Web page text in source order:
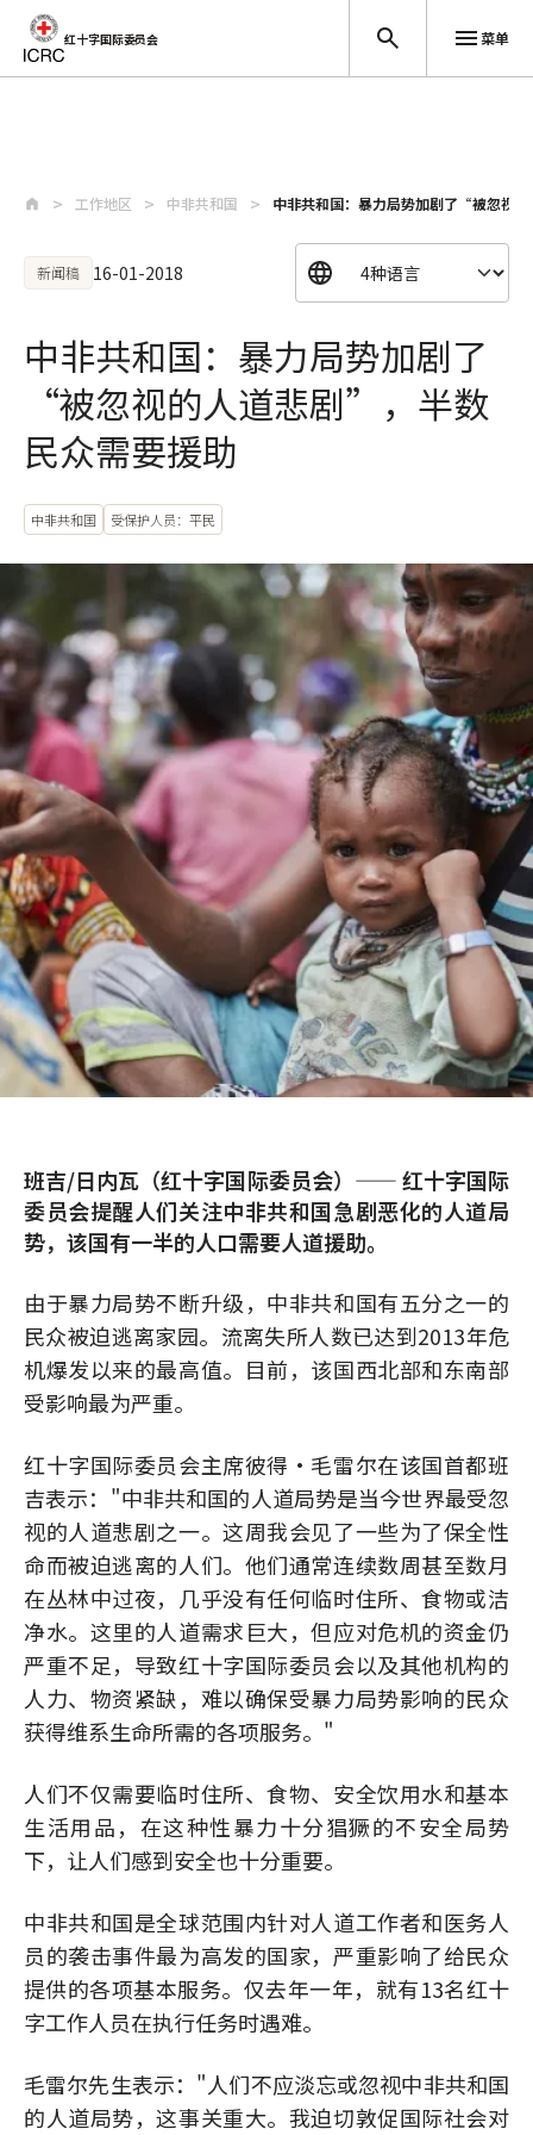
红十字国际委员会 菜单
工作地区 中非共和国 中非共和国：暴力局势加剧了“被忽视
新闻稿 16-01-2018
中非共和国：暴力局势加剧了
“被忽视的人道悲剧”，半数
民众需要援助
中非共和国 受保护人员：平民
班吉/日内瓦（红十字国际委员会）—— 红十字国际
委员会提醒人们关注中非共和国急剧恶化的人道局
势，该国有一半的人口需要人道援助。
由于暴力局势不断升级，中非共和国有五分之一的
民众被迫逃离家园。流离失所人数已达到2013年危
机爆发以来的最高值。目前，该国西北部和东南部
受影响最为严重。
红十字国际委员会主席彼得•毛雷尔在该国首都班
吉表示："中非共和国的人道局势是当今世界最受忽
视的人道悲剧之一。这周我会见了一些为了保全性
命而被迫逃离的人们。他们通常连续数周甚至数月
在丛林中过夜，几乎没有任何临时住所、食物或洁
净水。这里的人道需求巨大，但应对危机的资金仍
严重不足，导致红十字国际委员会以及其他机构的
人力、物资紧缺，难以确保受暴力局势影响的民众
获得维系生命所需的各项服务。"
人们不仅需要临时住所、食物、安全饮用水和基本
生活用品，在这种性暴力十分猖獗的不安全局势
下，让人们感到安全也十分重要。
中非共和国是全球范围内针对人道工作者和医务人
员的袭击事件最为高发的国家，严重影响了给民众
提供的各项基本服务。仅去年一年，就有13名红十
字工作人员在执行任务时遇难。
毛雷尔先生表示："人们不应淡忘或忽视中非共和国
的人道局势，这事关重大。我迫切敦促国际社会对